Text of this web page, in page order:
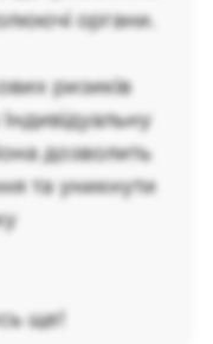
органи.
ризиків
дозволить
та уникнути
ще!